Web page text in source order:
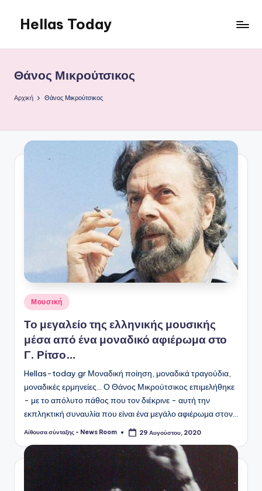
Μετάβαση
περιεχόμενο
Hellas Today
Θάνος Μικρούτσικος
Αρχική Θάνος Μικρούτσικος
Αναρτήθηκε
σε
Μουσική
Το μεγαλείο της ελληνικής μουσικής
μέσα από ένα μοναδικό αφιέρωμα στο
Γ. Ρίτσο…
Hellas-today.gr Μοναδική ποίηση, μοναδικά τραγούδια,
μοναδικές ερμηνείες... Ο Θάνος Μικρούτσικος επιμελήθηκε
- με το απόλυτο πάθος που τον διέκρινε - αυτή την
εκπληκτική συναυλία που είναι ένα μεγάλο αφιέρωμα στον…
Συγγραφέας:
Αίθουσα σύνταξης - News Room 29 Αυγούστου, 2020